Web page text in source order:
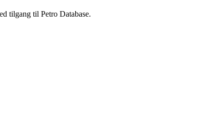
tilgang til Petro Database.